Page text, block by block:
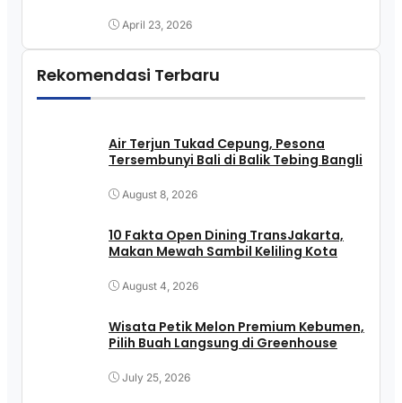
April 23, 2026
Rekomendasi Terbaru
Air Terjun Tukad Cepung, Pesona
Tersembunyi Bali di Balik Tebing Bangli
August 8, 2026
10 Fakta Open Dining TransJakarta,
Makan Mewah Sambil Keliling Kota
August 4, 2026
Wisata Petik Melon Premium Kebumen,
Pilih Buah Langsung di Greenhouse
July 25, 2026